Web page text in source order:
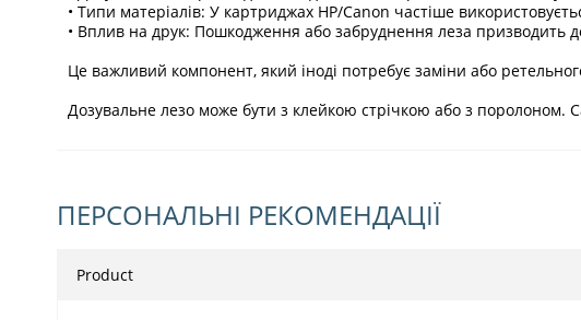
• Типи матеріалів: У картриджах HP/Canon частіше
• Вплив на друк: Пошкодження або забруднення леза призводить до
Це важливий компонент, який іноді потребує заміни або
Дозувальне лезо може бути з клейкою стрічкою або з поролоном.
ПЕРСОНАЛЬНІ РЕКОМЕНДАЦІЇ
Product